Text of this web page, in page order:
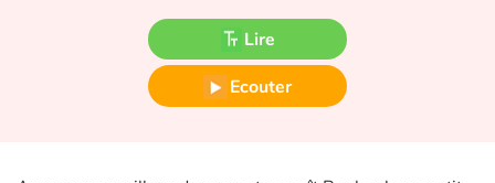
Fable, mythe, littérature et poésie
Princesses et princes, rois, reines et dragons
Héroïnes et héros
Lire
Ecouter